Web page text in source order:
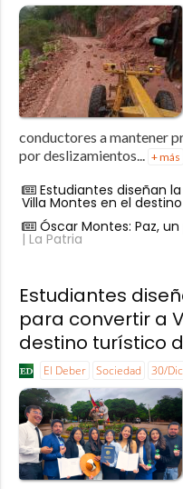
conductores a mantener
por deslizamientos... + más
Estudiantes diseñan
Villa Montes en el
Óscar Montes: Paz,
| La Patria
Estudiantes
para convertir a
destino turístico
El Deber Sociedad 30/